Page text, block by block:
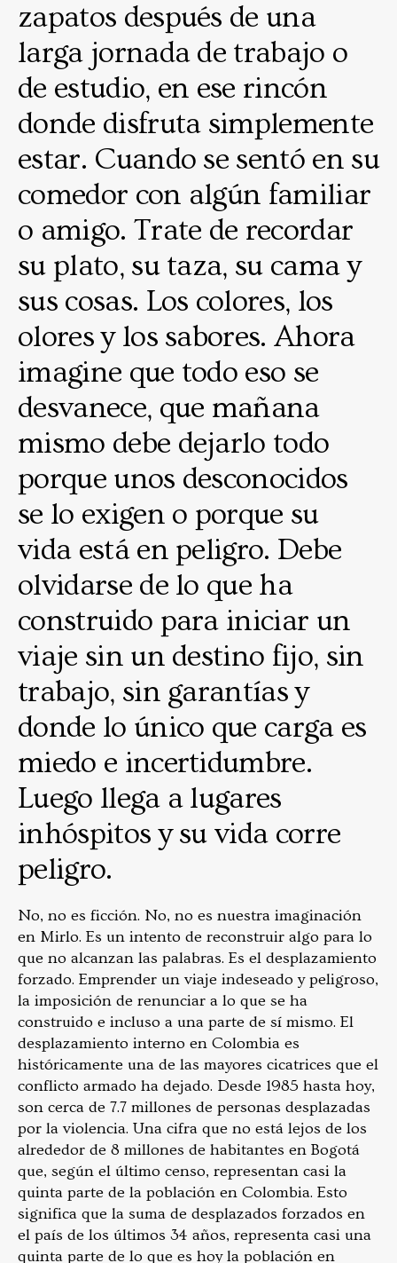
zapatos después de una
larga jornada de trabajo o
de estudio, en ese rincón
donde disfruta simplemente
estar. Cuando se sentó en su
comedor con algún familiar
o amigo. Trate de recordar
su plato, su taza, su cama y
sus cosas. Los colores, los
olores y los sabores. Ahora
imagine que todo eso se
desvanece, que mañana
mismo debe dejarlo todo
porque unos desconocidos
se lo exigen o porque su
vida está en peligro. Debe
olvidarse de lo que ha
construido para iniciar un
viaje sin un destino fijo, sin
trabajo, sin garantías y
donde lo único que carga es
miedo e incertidumbre.
Luego llega a lugares
inhóspitos y su vida corre
peligro.
No, no es ficción. No, no es nuestra imaginación
en Mirlo. Es un intento de reconstruir algo para lo
que no alcanzan las palabras. Es el desplazamiento
forzado. Emprender un viaje indeseado y peligroso,
la imposición de renunciar a lo que se ha
construido e incluso a una parte de sí mismo. El
desplazamiento interno en Colombia es
históricamente una de las mayores cicatrices que el
conflicto armado ha dejado. Desde 1985 hasta hoy,
son cerca de 7.7 millones de personas desplazadas
por la violencia. Una cifra que no está lejos de los
alrededor de 8 millones de habitantes en Bogotá
que, según el último censo, representan casi la
quinta parte de la población en Colombia. Esto
significa que la suma de desplazados forzados en
el país de los últimos 34 años, representa casi una
quinta parte de lo que es hoy la población en